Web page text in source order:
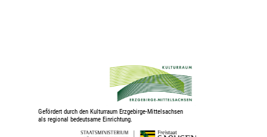
Gefördert durch den Kulturraum Erzgebirge-Mittelsachsen
als regional bedeutsame Einrichtung.